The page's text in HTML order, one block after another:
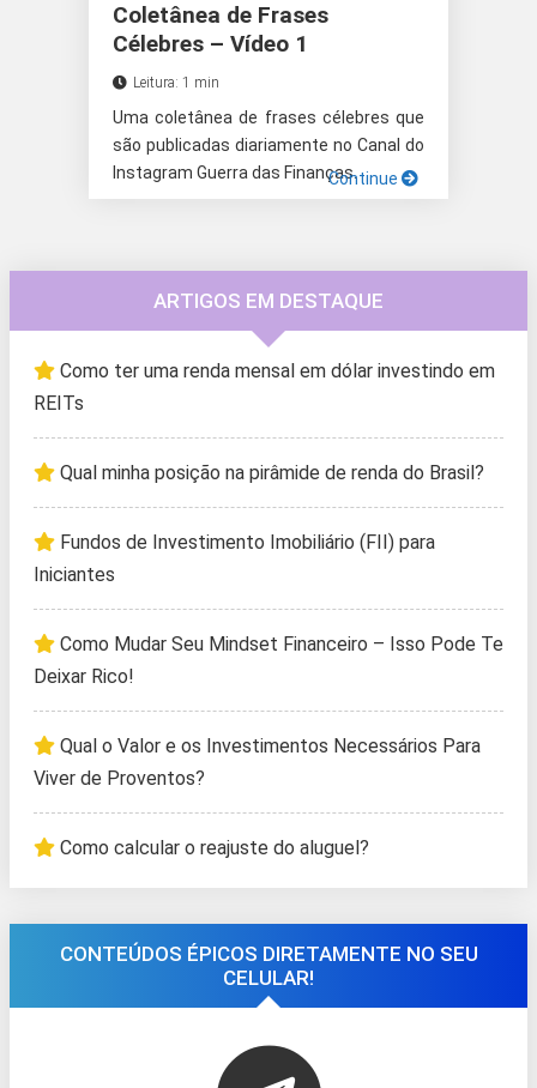
Coletânea de Frases
Célebres – Vídeo 1
Leitura: 1 min
Uma coletânea de frases célebres que
são publicadas diariamente no Canal do
Instagram Guerra das Finanças.Continue
ARTIGOS EM DESTAQUE
Como ter uma renda mensal em dólar investindo em
REITs
Qual minha posição na pirâmide de renda do Brasil?
Fundos de Investimento Imobiliário (FII) para
Iniciantes
Como Mudar Seu Mindset Financeiro – Isso Pode Te
Deixar Rico!
Qual o Valor e os Investimentos Necessários Para
Viver de Proventos?
Como calcular o reajuste do aluguel?
CONTEÚDOS ÉPICOS DIRETAMENTE NO SEU
CELULAR!